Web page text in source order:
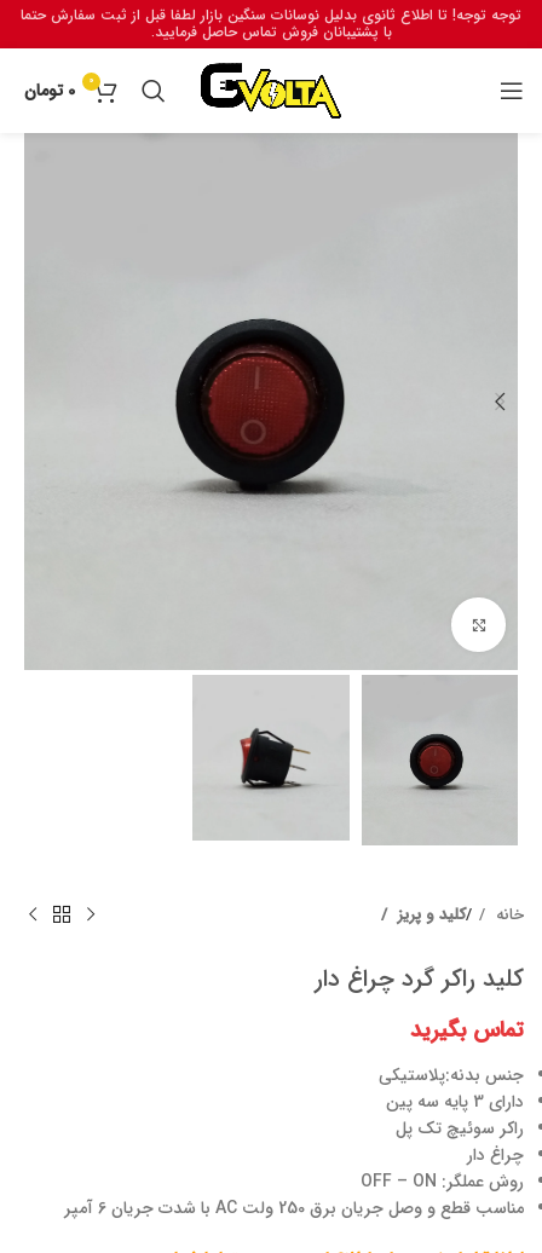
توجه توجه! تا اطلاع ثانوی بدلیل نوسانات سنگین بازار لطفا قبل از ثبت سفارش حتما
با پشتیبانان فروش تماس حاصل فرمایید.
0
0 تومان
برای بزرگنمایی کلیک کنید
خانه کلید و پریز
کلید راکر گرد چراغ دار
تماس بگیرید
جنس بدنه:پلاستیکی
دارای 3 پایه سه پین
راکر سوئیچ تک پل
چراغ دار
روش عملگر: OFF – ON
مناسب قطع و وصل جریان برق 250 ولت AC با شدت جریان 6 آمپر